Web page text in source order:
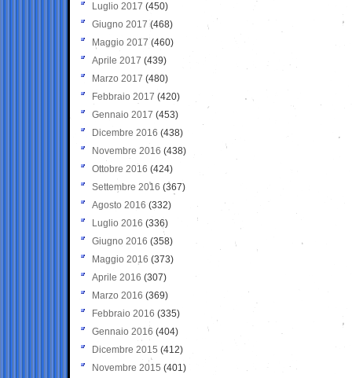
Luglio 2017 (450)
Giugno 2017 (468)
Maggio 2017 (460)
Aprile 2017 (439)
Marzo 2017 (480)
Febbraio 2017 (420)
Gennaio 2017 (453)
Dicembre 2016 (438)
Novembre 2016 (438)
Ottobre 2016 (424)
Settembre 2016 (367)
Agosto 2016 (332)
Luglio 2016 (336)
Giugno 2016 (358)
Maggio 2016 (373)
Aprile 2016 (307)
Marzo 2016 (369)
Febbraio 2016 (335)
Gennaio 2016 (404)
Dicembre 2015 (412)
Novembre 2015 (401)